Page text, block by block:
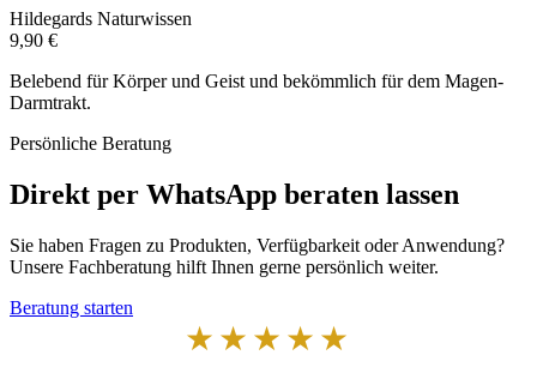
Hildegards Naturwissen
9,90 €
Belebend für Körper und Geist und bekömmlich für dem Magen-
Darmtrakt.
Persönliche Beratung
Direkt per WhatsApp beraten lassen
Sie haben Fragen zu Produkten, Verfügbarkeit oder Anwendung?
Unsere Fachberatung hilft Ihnen gerne persönlich weiter.
Beratung starten
★★★★★